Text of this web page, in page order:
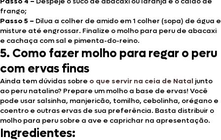
frango;
Passo 5 – Dilua a colher de amido em 1 colher (sopa) de água e
misture até engrossar. Finalize o molho para peru de abacaxi
e cachaça com sal e pimenta-do-reino.
5. Como fazer molho para regar o peru
com ervas finas
Ainda tem dúvidas sobre o que servir na ceia de Natal junto
ao peru natalino? Prepare um molho a base de ervas! Você
pode usar salsinha, manjericão, tomilho, cebolinha, orégano e
coentro e outras ervas de sua preferência. Basta distribuir o
molho para peru sobre a ave e caprichar na apresentação.
Ingredientes: